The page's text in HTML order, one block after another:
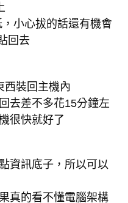
小心拔的話還有機會
回去
西裝回主機內
去差不多花15分鐘左
很快就好了
資訊底子，所以可以
真的看不懂電腦架構